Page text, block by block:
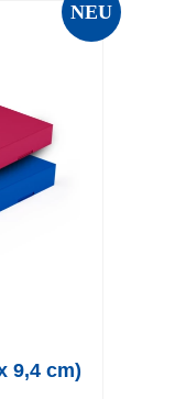
NEU
9,4 cm)